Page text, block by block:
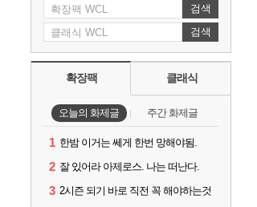
검색
검색
확장팩 클래식
오늘의 화제글 주간 화제글
1 한밤 이거는 쎄게 한번 망해야됨.
2 잘 있어라 아제로스. 나는 떠난다.
3 2시즌 되기 바로 직전 꼭 해야하는것